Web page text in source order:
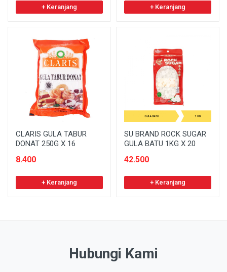
+ Keranjang + Keranjang
CLARIS GULA TABUR
DONAT 250G X 16
8.400
+ Keranjang
SU BRAND ROCK SUGAR
GULA BATU 1KG X 20
42.500
+ Keranjang
Hubungi Kami